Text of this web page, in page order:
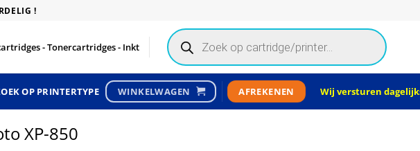
!
- Tonercartridges - Inkt
Products
search
OP PRINTERTYPE WINKELWAGEN AFREKENEN Wij versturen
XP-850